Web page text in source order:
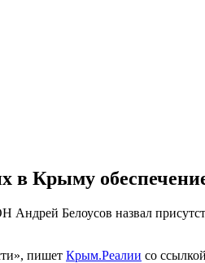
в Крыму
Андрей Белоусов назвал
пишет Крым.Реалии со